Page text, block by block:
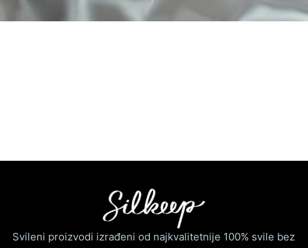
Svileni proizvodi izrađeni od najkvalitetnije 100% svile bez